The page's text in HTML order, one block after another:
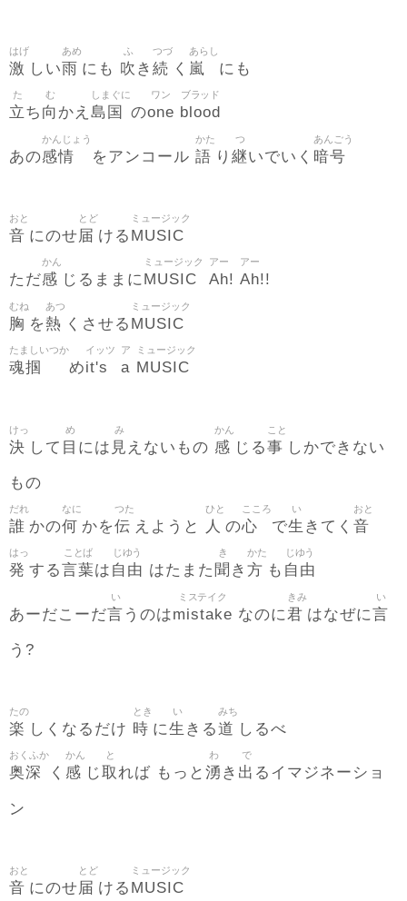
激
はげ
しい雨
あめ
にも 吹
ふ
き 続
つづ
く 嵐
あらし
にも
立
た
ち 向
む
かえ 島国
しまぐに
のone
ワン
blood
ブラッド
あの感情
かんじょう
をアンコール 語
かた
り 継
つ
いでいく 暗号
あんごう
音
おと
にのせ届
とど
ける MUSIC
ミュージック
ただ感
かん
じるままに MUSIC
ミュージック
Ah
アー
! Ah
アー
!!
胸
むね
を熱
あつ
くさせる MUSIC
ミュージック
魂掴
たましいつか
めit's
イッツ
a
ア
MUSIC
ミュージック
決
けっ
して 目
め
には 見
み
えないもの 感
かん
じる事
こと
しかできない
もの
誰
だれ
かの何
なに
かを伝
つた
えようと 人
ひと
の心
こころ
で生
い
きてく 音
おと
発
はっ
する言葉
ことば
は 自由
じゆう
はたまた 聞
き
き 方
かた
も 自由
じゆう
あーだこーだ言
い
うのはmistake
ミステイク
なのに君
きみ
はなぜに言
い
う?
楽
たの
しくなるだけ 時
とき
に生
い
きる道
みち
しるべ
奥深
おくふか
く 感
かん
じ取
と
れば もっと 湧
わ
き 出
で
るイマジネーショ
ン
音
おと
にのせ届
とど
ける MUSIC
ミュージック